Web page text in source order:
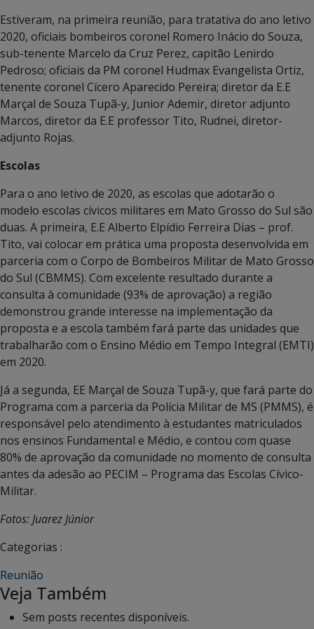
Estiveram, na primeira reunião, para tratativa do ano letivo
2020, oficiais bombeiros coronel Romero Inácio do Souza,
sub-tenente Marcelo da Cruz Perez, capitão Lenirdo
Pedroso; oficiais da PM coronel Hudmax Evangelista Ortiz,
tenente coronel Cícero Aparecido Pereira; diretor da E.E
Marçal de Souza Tupã-y, Junior Ademir, diretor adjunto
Marcos, diretor da E.E professor Tito, Rudnei, diretor-
adjunto Rojas.
Escolas
Para o ano letivo de 2020, as escolas que adotarão o
modelo escolas cívicos militares em Mato Grosso do Sul são
duas. A primeira, E.E Alberto Elpídio Ferreira Dias – prof.
Tito, vai colocar em prática uma proposta desenvolvida em
parceria com o Corpo de Bombeiros Militar de Mato Grosso
do Sul (CBMMS). Com excelente resultado durante a
consulta à comunidade (93% de aprovação) a região
demonstrou grande interesse na implementação da
proposta e a escola também fará parte das unidades que
trabalharão com o Ensino Médio em Tempo Integral (EMTI)
em 2020.
Já a segunda, EE Marçal de Souza Tupã-y, que fará parte do
Programa com a parceria da Polícia Militar de MS (PMMS), é
responsável pelo atendimento à estudantes matriculados
nos ensinos Fundamental e Médio, e contou com quase
80% de aprovação da comunidade no momento de consulta
antes da adesão ao PECIM – Programa das Escolas Cívico-
Militar.
Fotos: Juarez Júnior
Categorias :
Reunião
Veja Também
Sem posts recentes disponíveis.